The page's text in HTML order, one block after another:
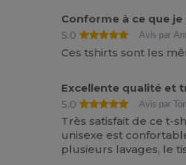
Conforme à ce que
5.0
Avis par
Ces tshirts sont les
Excellente qualité et
5.0
Avis par
Très satisfait de ce t-
unisexe est
plusieurs lavages, le